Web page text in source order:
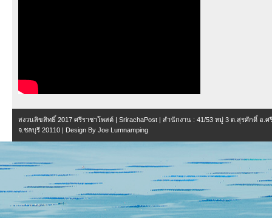
สงวนลิขสิทธิ์ 2017 ศรีราชาโพสต์ | SrirachaPost | สำนักงาน : 41/53 หมู่ 3 ต.สุรศักดิ์ อ.ศ
จ.ชลบุรี 20110 | Design By Joe Lumnamping